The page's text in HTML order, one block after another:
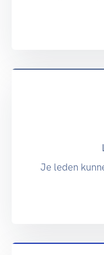
Je leden